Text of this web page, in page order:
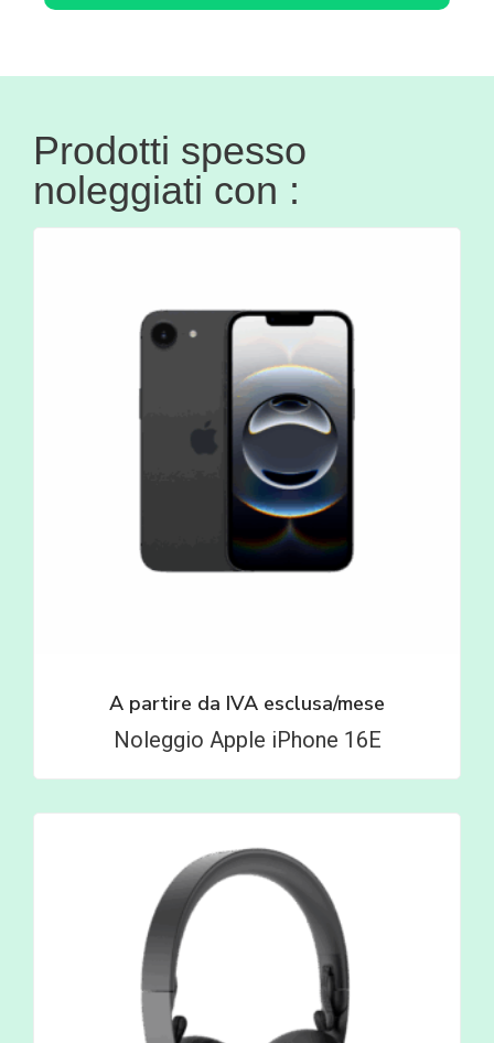
Prodotti spesso
noleggiati con :
A partire da IVA esclusa/mese
Noleggio Apple iPhone 16E